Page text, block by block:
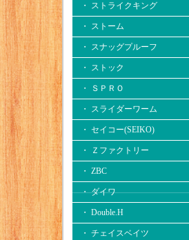
・ ストライクキング
・ ストーム
・ スナッグプルーフ
・ ストック
・ ＳＰＲＯ
・ スライダーワーム
・ セイコー(SEIKO)
・ Ｚファクトリー
・ ZBC
・ ダイワ
・ Double.H
・ チェイスベイツ